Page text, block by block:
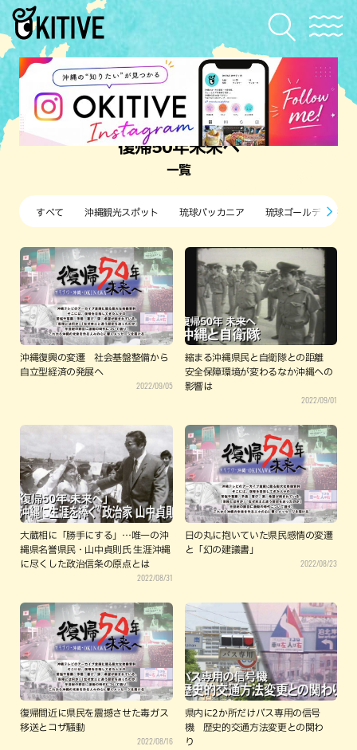
復帰50年未来へ
一覧
すべて 沖縄観光スポット 琉球バッカニア 琉球ゴールデンキン
沖縄復興の変遷 社会基盤整備から
自立型経済の発展へ
2022/09/05
縮まる沖縄県民と自衛隊との距離
安全保障環境が変わるなか沖縄への
影響は
2022/09/01
大蔵相に「勝手にする」…唯一の沖
縄県名誉県民・山中貞則氏 生涯沖縄
に尽くした政治信条の原点とは
2022/08/31
日の丸に抱いていた県民感情の変遷
と「幻の建議書」
2022/08/23
復帰間近に県民を震撼させた毒ガス
移送とコザ騒動
2022/08/16
県内に2か所だけバス専用の信号
機 歴史的交通方法変更との関わ
り